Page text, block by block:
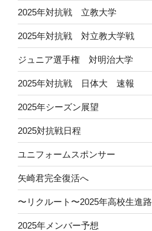
2025年対抗戦 立教大学
2025年対抗戦 対立教大学戦
ジュニア選手権 対明治大学
2025年対抗戦 日体大 速報
2025年シーズン展望
2025対抗戦日程
ユニフォームスポンサー
矢崎君完全復活へ
〜リクルート〜2025年高校生進路
2025年メンバー予想